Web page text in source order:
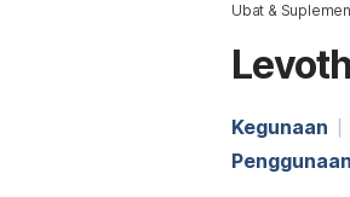
Ubat & Suplemen
Kegunaan